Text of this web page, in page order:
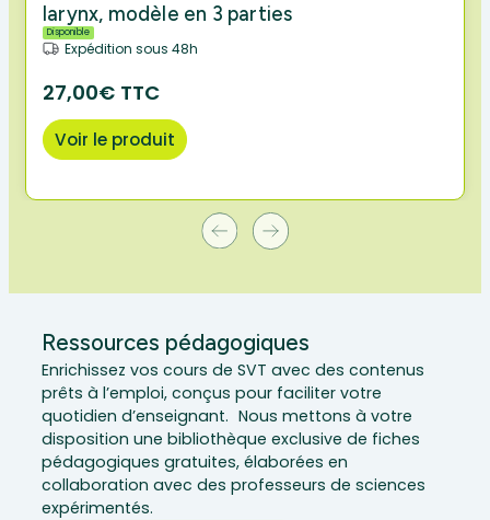
larynx, modèle en 3 parties
Disponible
Expédition sous 48h
27,00€ TTC
Voir le produit
Ressources pédagogiques
Enrichissez vos cours de SVT avec des contenus
prêts à l’emploi, conçus pour faciliter votre
quotidien d’enseignant. Nous mettons à votre
disposition une bibliothèque exclusive de fiches
pédagogiques gratuites, élaborées en
collaboration avec des professeurs de sciences
expérimentés.